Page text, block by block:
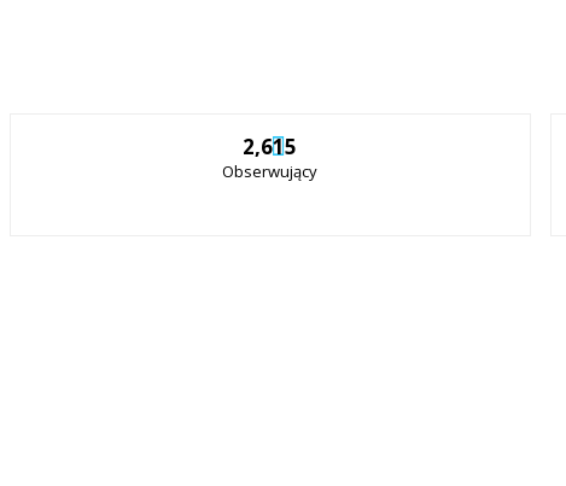
2,615
Obserwujący